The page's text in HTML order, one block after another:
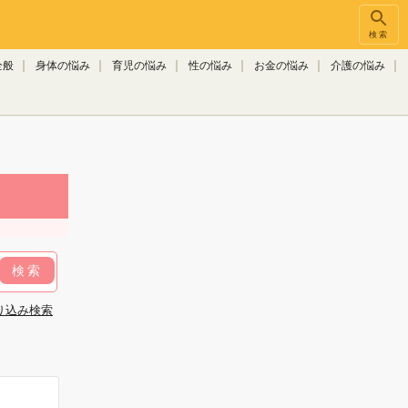
検索
般 身体の悩み 育児の悩み 性の悩み お金の悩み 介護の悩み
検索
込み検索